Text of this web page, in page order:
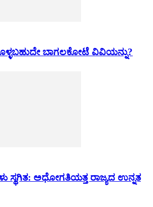
ಬಾಗಲಕೋಟೆ ವಿವಿಯನ್ನು?
ಸ್ಥಗಿತ: ಅಧೋಗತಿಯತ್ತ ರಾಜ್ಯದ ಉನ್ನತ